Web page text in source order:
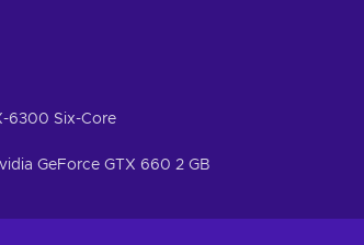
6300 Six-Core
GeForce GTX 660 2 GB